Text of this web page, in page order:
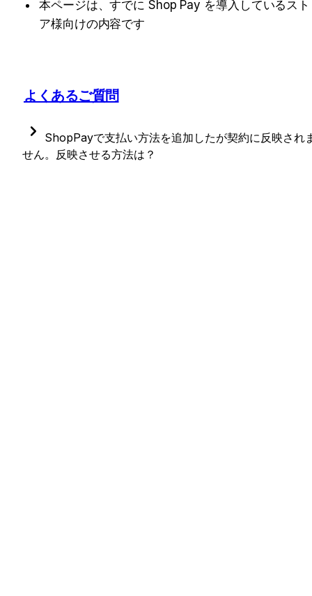
本ページは、すでに Shop Pay を導入しているスト
ア様向けの内容です
よくあるご質問
ShopPayで支払い方法を追加したが契約に反映され
せん。反映させる方法は？